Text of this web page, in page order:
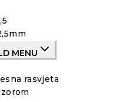
MENU
rasvjeta